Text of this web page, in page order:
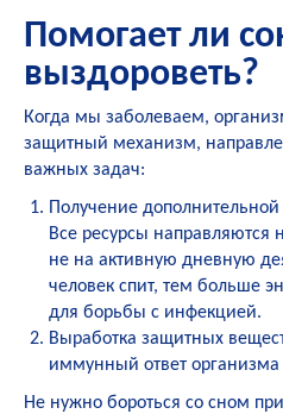
Помогает ли
выздороветь?
Когда мы заболеваем,
защитный механизм,
важных задач:
Получение
Все ресурсы направляются
не на активную дневную
человек спит, тем больше
для борьбы с инфекцией.
Выработка защитных
иммунный ответ организма
Не нужно бороться со сном